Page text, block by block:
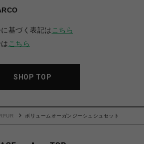
基づく表記は こちら
こちら
SHOP TOP
ボリュームオーガンジーシュシュセット